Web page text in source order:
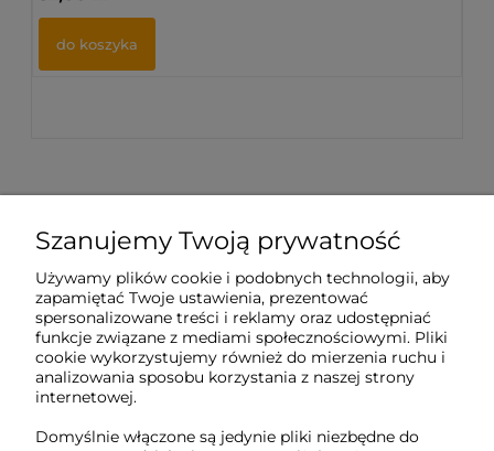
do koszyka
Sklep internetowy Tukado.pl
pn-pt: 08:00-16:00
791 063 018
biuro@tukado.pl
Szanujemy Twoją prywatność
Używamy plików cookie i podobnych technologii, aby
zapamiętać Twoje ustawienia, prezentować
spersonalizowane treści i reklamy oraz udostępniać
funkcje związane z mediami społecznościowymi. Pliki
cookie wykorzystujemy również do mierzenia ruchu i
analizowania sposobu korzystania z naszej strony
internetowej.
Domyślnie włączone są jedynie pliki niezbędne do